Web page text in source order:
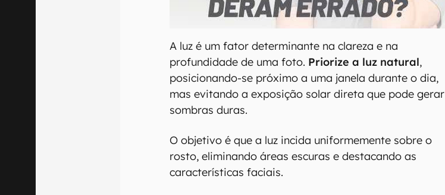
00:00/21:11
A luz é um fator determinante na clareza e na
profundidade de uma foto. Priorize a luz natural,
posicionando-se próximo a uma janela durante o dia,
mas evitando a exposição solar direta que pode gerar
sombras duras.
O objetivo é que a luz incida uniformemente sobre o
rosto, eliminando áreas escuras e destacando as
características faciais.